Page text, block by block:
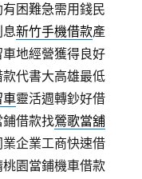
有困難急需用錢民
息新竹手機借款產
地經營獲得良好
代書大高雄最低
車靈活週轉鈔好借
借款找鶯歌當舖
企業工商快速借
園當鋪機車借款